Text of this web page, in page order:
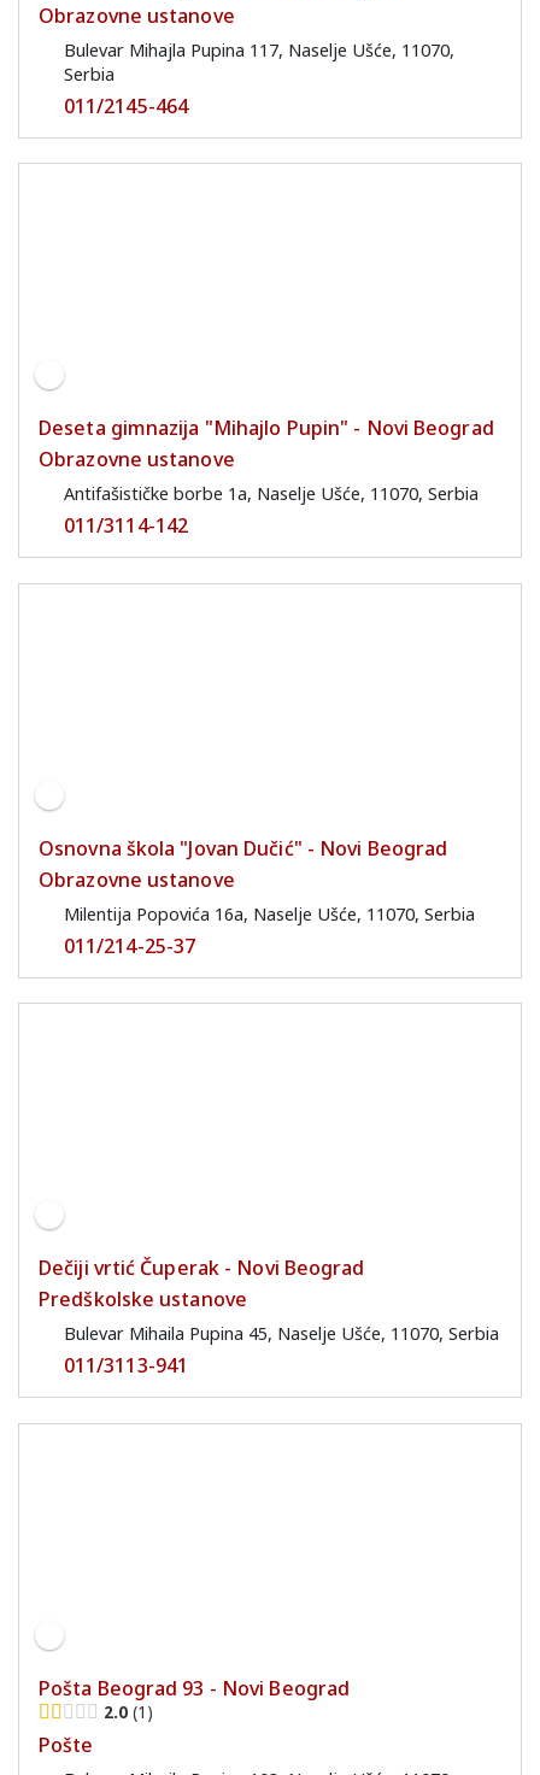
Obrazovne ustanove
Bulevar Mihajla Pupina 117, Naselje Ušće, 11070,
Serbia
011/2145-464
Deseta gimnazija "Mihajlo Pupin" - Novi Beograd
Obrazovne ustanove
Antifašističke borbe 1a, Naselje Ušće, 11070, Serbia
011/3114-142
Osnovna škola "Jovan Dučić" - Novi Beograd
Obrazovne ustanove
Milentija Popovića 16a, Naselje Ušće, 11070, Serbia
011/214-25-37
Dečiji vrtić Čuperak - Novi Beograd
Predškolske ustanove
Bulevar Mihaila Pupina 45, Naselje Ušće, 11070, Serbia
011/3113-941
Pošta Beograd 93 - Novi Beograd
2.0 1
Pošte